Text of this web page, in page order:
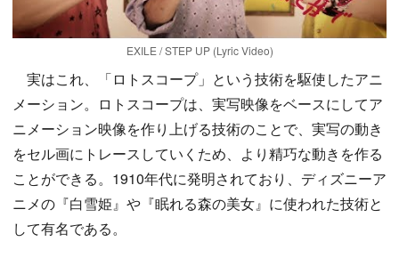
EXILE / STEP UP (Lyric Video)
実はこれ、「ロトスコープ」という技術を駆使したアニ
メーション。ロトスコープは、実写映像をベースにしてア
ニメーション映像を作り上げる技術のことで、実写の動き
をセル画にトレースしていくため、より精巧な動きを作る
ことができる。1910年代に発明されており、ディズニーア
ニメの『白雪姫』や『眠れる森の美女』に使われた技術と
して有名である。